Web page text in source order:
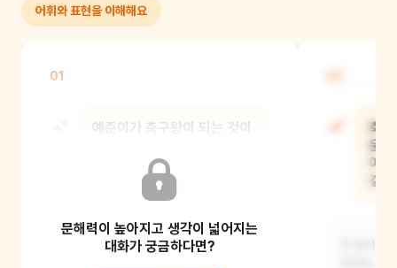
어휘와 표현을 이해해요
01
예준이가 축구왕이 되는 것이
무엇을 말하는 걸까요?
정말 하고 싶고 바라는 일을 말해요.
예준이는 축구왕이 너무너무 되고
문해력이 높아지고 생각이 넓어지는
대화가 궁금하다면?
축
운
어
걸